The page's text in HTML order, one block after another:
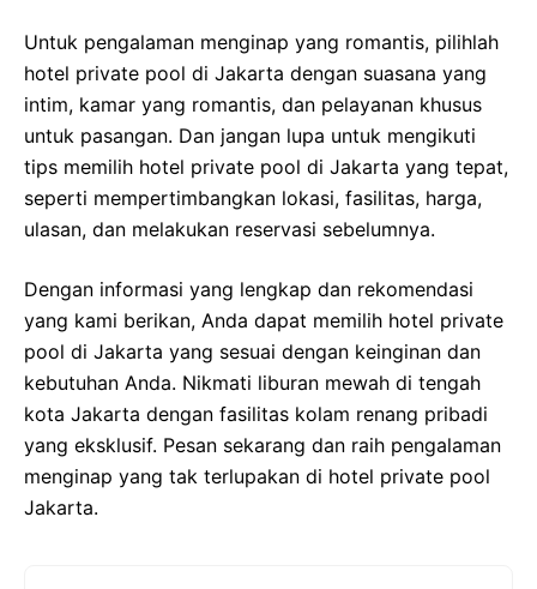
Untuk pengalaman menginap yang romantis, pilihlah
hotel private pool di Jakarta dengan suasana yang
intim, kamar yang romantis, dan pelayanan khusus
untuk pasangan. Dan jangan lupa untuk mengikuti
tips memilih hotel private pool di Jakarta yang tepat,
seperti mempertimbangkan lokasi, fasilitas, harga,
ulasan, dan melakukan reservasi sebelumnya.
Dengan informasi yang lengkap dan rekomendasi
yang kami berikan, Anda dapat memilih hotel private
pool di Jakarta yang sesuai dengan keinginan dan
kebutuhan Anda. Nikmati liburan mewah di tengah
kota Jakarta dengan fasilitas kolam renang pribadi
yang eksklusif. Pesan sekarang dan raih pengalaman
menginap yang tak terlupakan di hotel private pool
Jakarta.